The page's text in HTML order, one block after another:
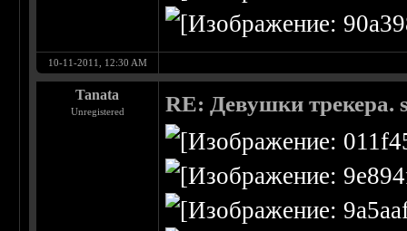
10-11-2011, 12:30 AM
Tanata
Unregistered RE: Девушки трекера.